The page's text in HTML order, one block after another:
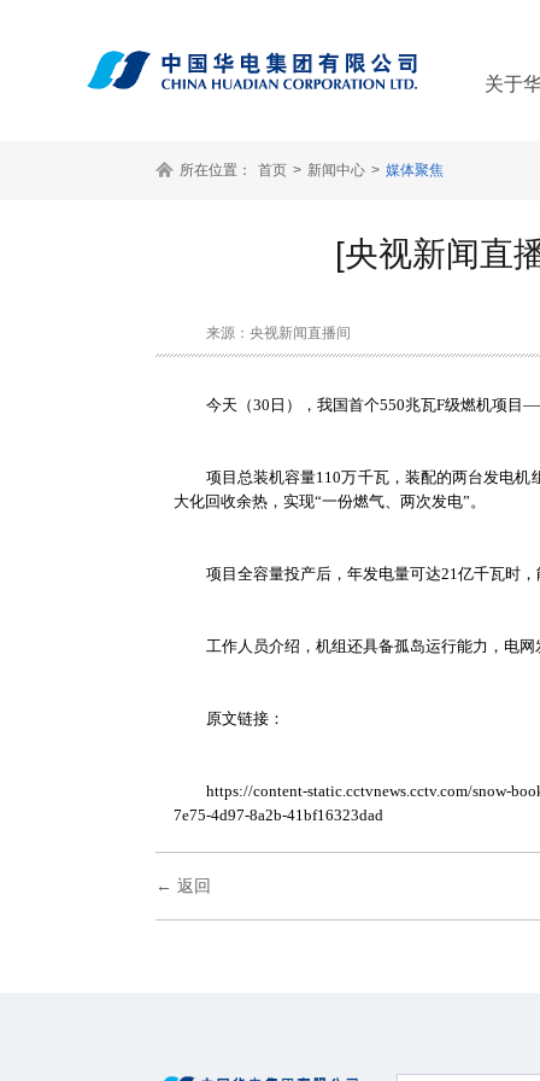
关于
所在位置： 首页 > 新闻中心 > 媒体聚焦
[央视新闻直
来源：央视新闻直播间
今天（30日），我国首个550兆瓦F级燃机项目
项目总装机容量110万千瓦，装配的两台发电
大化回收余热，实现“一份燃气、两次发电”。
项目全容量投产后，年发电量可达21亿千瓦时
工作人员介绍，机组还具备孤岛运行能力，电
原文链接：
https://content-static.cctvnews.cctv.com/snow-
7e75-4d97-8a2b-41bf16323dad
← 返回